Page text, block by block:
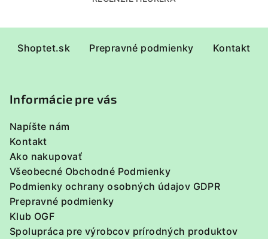
Shoptet.sk Prepravné podmienky Kontakt
Informácie pre vás
Napíšte nám
Kontakt
Ako nakupovať
Všeobecné Obchodné Podmienky
Podmienky ochrany osobných údajov GDPR
Prepravné podmienky
Klub OGF
Spolupráca pre výrobcov prírodných produktov